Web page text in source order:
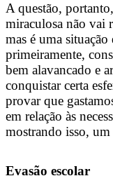
A questão,
miraculosa não vai
mas é uma
primeiramente,
bem alavancado e
conquistar certa
provar que
em relação às
mostrando isso, um
Evasão escolar